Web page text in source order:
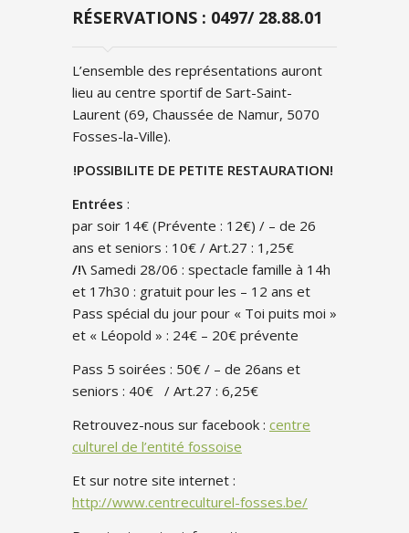
RÉSERVATIONS : 0497/ 28.88.01
L’ensemble des représentations auront
lieu au centre sportif de Sart-Saint-
Laurent (69, Chaussée de Namur, 5070
Fosses-la-Ville).
!POSSIBILITE DE PETITE RESTAURATION!
Entrées :
par soir 14€ (Prévente : 12€) / – de 26
ans et seniors : 10€ / Art.27 : 1,25€
/!\ Samedi 28/06 : spectacle famille à 14h
et 17h30 : gratuit pour les – 12 ans et
Pass spécial du jour pour « Toi puits moi »
et « Léopold » : 24€ – 20€ prévente
Pass 5 soirées : 50€ / – de 26ans et
seniors : 40€ / Art.27 : 6,25€
Retrouvez-nous sur facebook : centre
culturel de l’entité fossoise
Et sur notre site internet :
http://www.centreculturel-fosses.be/